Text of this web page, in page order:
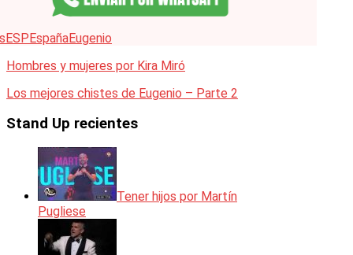
ESPEspañaEugenio
Hombres y mujeres por Kira Miró
Los mejores chistes de Eugenio – Parte 2
Stand Up recientes
Tener hijos por Martín
Pugliese